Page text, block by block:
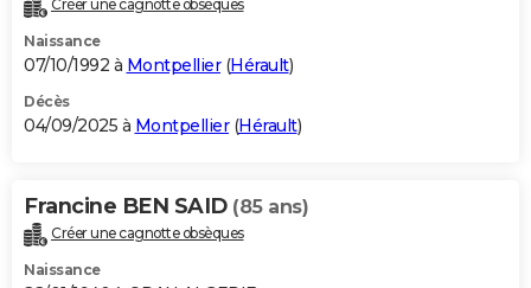
Créer une cagnotte obsèques
Naissance
07/10/1992 à Montpellier(Hérault)
Décès
04/09/2025 à Montpellier(Hérault)
Francine BEN SAID (85 ans)
Créer une cagnotte obsèques
Naissance